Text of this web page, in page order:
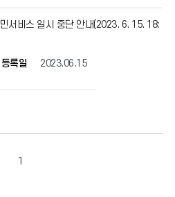
서비스 일시 중단 안내(2023. 6. 15. 18:
등록일 2023.06.15
1